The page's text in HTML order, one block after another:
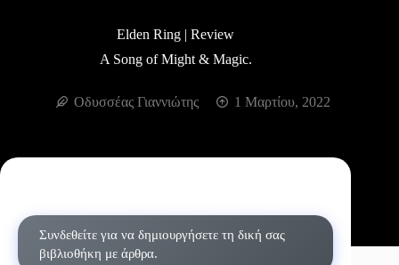
Elden Ring | Review
A Song of Might & Magic.
Οδυσσέας Γιαννιώτης 1 Μαρτίου, 2022
Συνδεθείτε για να δημιουργήσετε τη δική σας
βιβλιοθήκη με άρθρα.